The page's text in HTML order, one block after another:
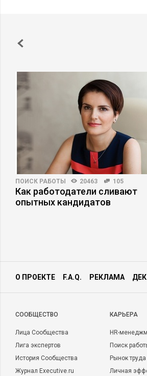
ПОИСК РАБОТЫ 20463 105
Как работодатели сливают
опытных кандидатов
О ПРОЕКТЕ F.A.Q. РЕКЛАМА
CООБЩЕСТВО
Лица Сообщества
Лига экспертов
История Сообщества
Журнал Executive.ru
КАРЬЕРА
HR-
Поиск
Рынок труда
Личная